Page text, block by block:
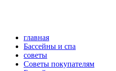
главная
Бассейны и спа
советы
Советы покупателям